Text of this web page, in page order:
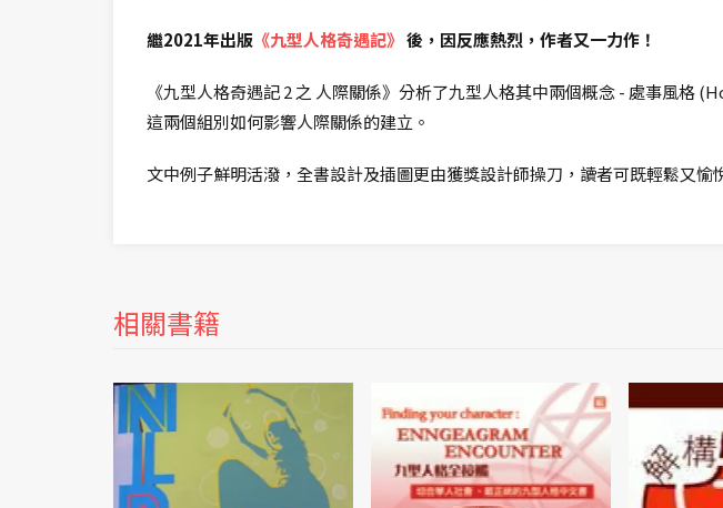
繼2021年出版 《九型人格奇遇記》 後，因反應熱烈，作者又一力作！
《九型人格奇遇記 2 之 人際關係》分析了九型人格其中兩個概念 - 處事風
這兩個組別如何影響人際關係的建立。
文中例子鮮明活潑，全書設計及插圖更由獲獎設計師操刀，讀者可既輕鬆又愉
相關書籍